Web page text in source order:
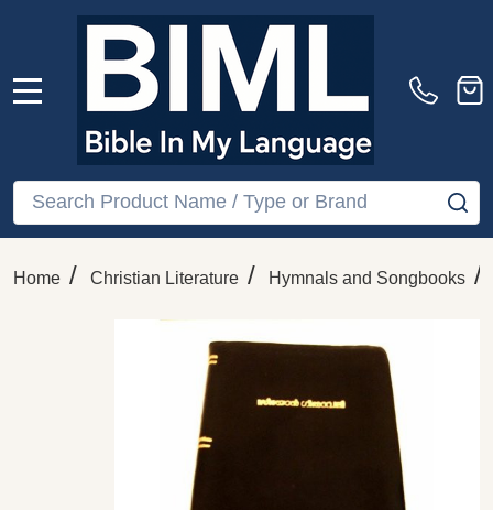
Search
Home / Christian Literature / Hymnals and Songbooks /